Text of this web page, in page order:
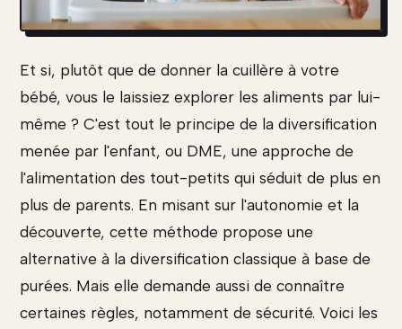
Et si, plutôt que de donner la cuillère à votre
bébé, vous le laissiez explorer les aliments par lui-
même ? C'est tout le principe de la diversification
menée par l'enfant, ou DME, une approche de
l'alimentation des tout-petits qui séduit de plus en
plus de parents. En misant sur l'autonomie et la
découverte, cette méthode propose une
alternative à la diversification classique à base de
purées. Mais elle demande aussi de connaître
certaines règles, notamment de sécurité. Voici les